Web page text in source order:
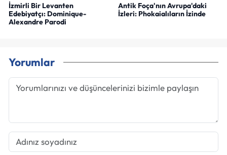
İzmirli Bir Levanten
Edebiyatçı: Dominique-
Alexandre Parodi
Antik Foça'nın Avrupa'daki
İzleri: Phokaialıların İzinde
Yorumlar